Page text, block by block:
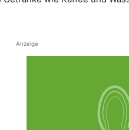
Anzeige